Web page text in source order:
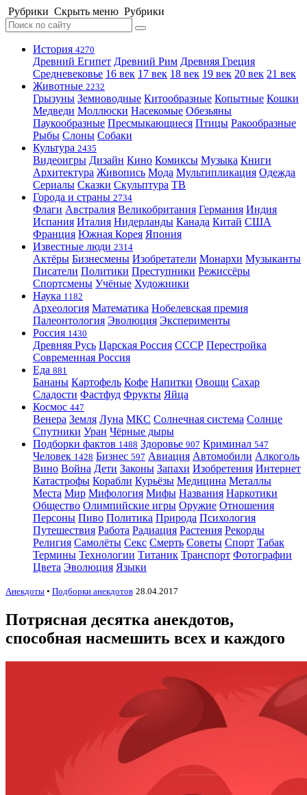
Рубрики Скрыть меню Рубрики
История 4270
Древний Египет Древний Рим Древняя Греция
Средневековье 16 век 17 век 18 век 19 век 20 век 21 век
Животные 2232
Грызуны Земноводные Китообразные Копытные Кошки
Медведи Моллюски Насекомые Обезьяны
Паукообразные Пресмыкающиеся Птицы Ракообразные
Рыбы Слоны Собаки
Культура 2435
Видеоигры Дизайн Кино Комиксы Музыка Книги
Архитектура Живопись Мода Мультипликация Одежда
Сериалы Сказки Скульптура ТВ
Города и страны 2734
Флаги Австралия Великобритания Германия Индия
Испания Италия Нидерланды Канада Китай США
Франция Южная Корея Япония
Известные люди 2314
Актёры Бизнесмены Изобретатели Монархи Музыканты
Писатели Политики Преступники Режиссёры
Спортсмены Учёные Художники
Наука 1182
Археология Математика Нобелевская премия
Палеонтология Эволюция Эксперименты
Россия 1430
Древняя Русь Царская Россия СССР Перестройка
Современная Россия
Еда 881
Бананы Картофель Кофе Напитки Овощи Сахар
Сладости Фастфуд Фрукты Яйца
Космос 447
Венера Земля Луна МКС Солнечная система Солнце
Спутники Уран Чёрные дыры
Подборки фактов 1488 Здоровье 907 Криминал 547
Человек 1428 Бизнес 597 Авиация Автомобили Алкоголь
Вино Война Дети Законы Запахи Изобретения Интернет
Катастрофы Корабли Курьёзы Медицина Металлы
Места Мир Мифология Мифы Названия Наркотики
Общество Олимпийские игры Оружие Отношения
Персоны Пиво Политика Природа Психология
Путешествия Работа Радиация Растения Рекорды
Религия Самолёты Секс Смерть Советы Спорт Табак
Термины Технологии Титаник Транспорт Фотографии
Цвета Эволюция Языки
Анекдоты • Подборки анекдотов 28.04.2017
Потрясная десятка анекдотов,
способная насмешить всех и каждого